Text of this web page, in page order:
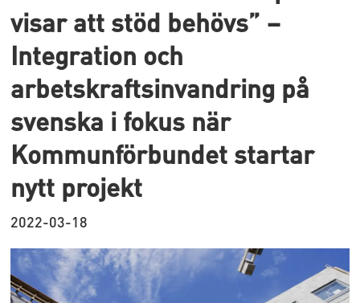
visar att stöd behövs” –
Integration och
arbetskraftsinvandring på
svenska i fokus när
Kommunförbundet startar
nytt projekt
2022-03-18